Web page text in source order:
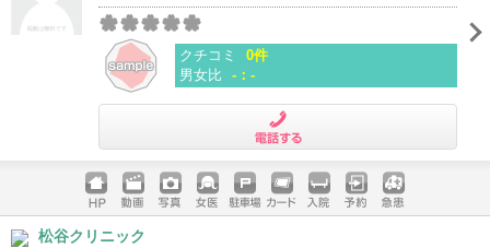
クチコミ
0件
男女比 -：-
ホームペ
ージ
動画 写真 女医 駐車場
クレジッ
入院 予約 急患
松谷クリニック